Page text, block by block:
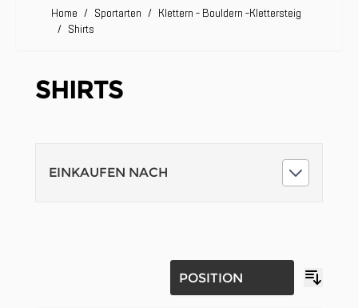
Home / Sportarten / Klettern - Bouldern -Klettersteig
/ Shirts
SHIRTS
EINKAUFEN NACH